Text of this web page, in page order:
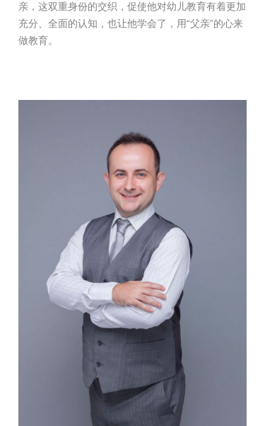
亲，这双重身份的交织，促使他对幼儿教育有着更加
充分、全面的认知，也让他学会了，用“父亲”的心来
做教育。